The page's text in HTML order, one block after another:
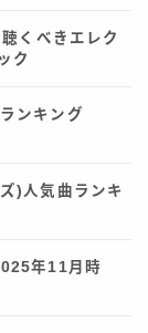
くべきエレク
ク
ンキング
)人気曲ランキ
年11月時